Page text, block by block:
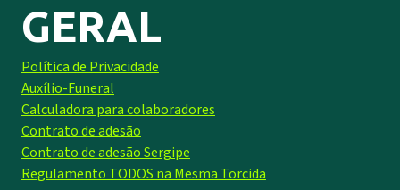
GERAL
Política de Privacidade
Auxílio-Funeral
Calculadora para colaboradores
Contrato de adesão
Contrato de adesão Sergipe
Regulamento TODOS na Mesma Torcida